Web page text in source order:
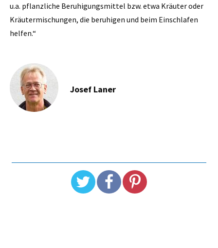
u.a. pflanzliche Beruhigungsmittel bzw. etwa Kräuter oder
Kräutermischungen, die beruhigen und beim Einschlafen
helfen.“
Josef Laner